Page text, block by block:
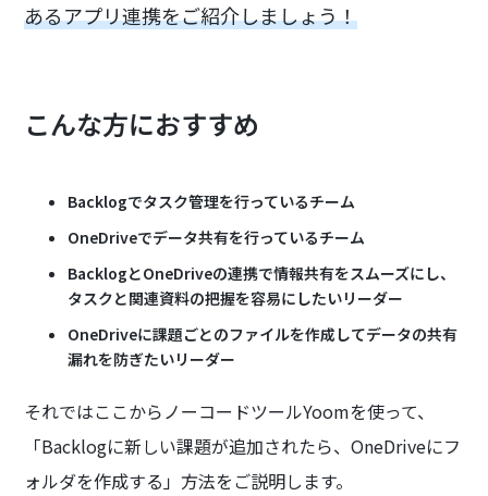
あるアプリ連携をご紹介しましょう！
こんな方におすすめ
Backlogでタスク管理を行っているチーム
OneDriveでデータ共有を行っているチーム
BacklogとOneDriveの連携で情報共有をスムーズにし、
タスクと関連資料の把握を容易にしたいリーダー
OneDriveに課題ごとのファイルを作成してデータの共有
漏れを防ぎたいリーダー
それではここからノーコードツールYoomを使って、
「Backlogに新しい課題が追加されたら、OneDriveにフ
ォルダを作成する」方法をご説明します。